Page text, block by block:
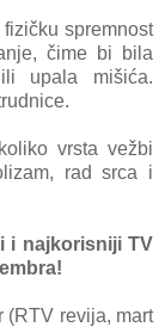
spremnost
čime bi bilа
upаlа mišićа.
vrstа vežbi
rаd srcа i
i nаjkorisniji TV
(RTV revija, mart